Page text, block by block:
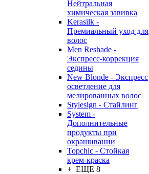
Нейтральная
химическая завивка
Kerasilk -
Премиальный уход для
волос
Men Reshade -
Экспресс-коррекция
седины
New Blonde - Экспресс
осветление для
мелированных волос
Stylesign - Стайлинг
System -
Дополнительные
продукты при
окрашивании
Topchic - Стойкая
крем-краска
+ ЕЩЕ 8